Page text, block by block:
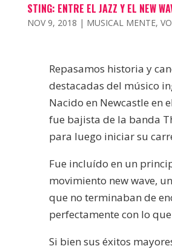
STING: ENTRE EL JAZZ Y EL NEW
NOV 9, 2018 | MUSICAL MENTE,
Repasamos historia y
destacadas del músico
Nacido en Newcastle en
fue bajista de la banda
para luego iniciar su
Fue incluído en un
movimiento new wave,
que no terminaban de
perfectamente con lo
Si bien sus éxitos